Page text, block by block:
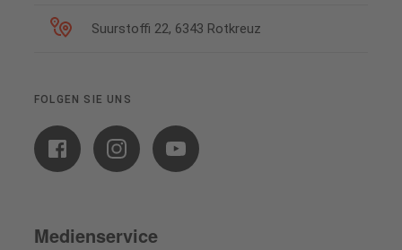
Suurstoffi 22, 6343 Rotkreuz
FOLGEN SIE UNS
Medienservice